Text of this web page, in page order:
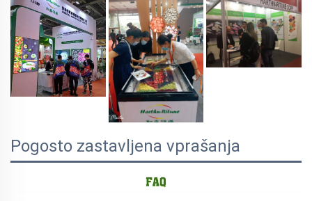
Pogosto zastavljena vprašanja